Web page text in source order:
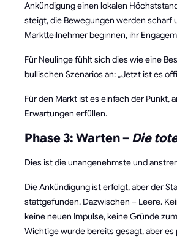
Ankündigung einen lokalen
steigt, die Bewegungen werden scharf
Marktteilnehmer beginnen, ihr
Für Neulinge fühlt sich dies wie eine
bullischen Szenarios an: „Jetzt ist es
Für den Markt ist es einfach der Punkt,
Erwartungen erfüllen.
Phase 3: Warten – Die
Dies ist die unangenehmste und
Die Ankündigung ist erfolgt, aber der
stattgefunden. Dazwischen – Leere.
keine neuen Impulse, keine Gründe
Wichtige wurde bereits gesagt, aber es